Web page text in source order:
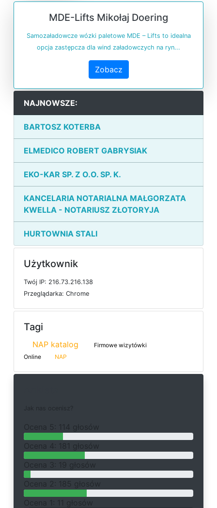
MDE-Lifts Mikołaj Doering
Samozaładowcze wózki paletowe MDE – Lifts to idealna
opcja zastępcza dla wind załadowczych na ryn...
Zobacz
NAJNOWSZE:
BARTOSZ KOTERBA
ELMEDICO ROBERT GABRYSIAK
EKO-KAR SP. Z O.O. SP. K.
KANCELARIA NOTARIALNA MAŁGORZATA
KWELLA - NOTARIUSZ ZŁOTORYJA
HURTOWNIA STALI
Użytkownik
Twój IP: 216.73.216.138
Przeglądarka: Chrome
Tagi
NAP katalog
Firmowe wizytówki
Online
NAP
a a
O
a 5: 114 głosów
O
a 4: 181 głosów
O
a 3: 19 głosów
O
a 2: 185 głosów
O
a 1: 11 głosów